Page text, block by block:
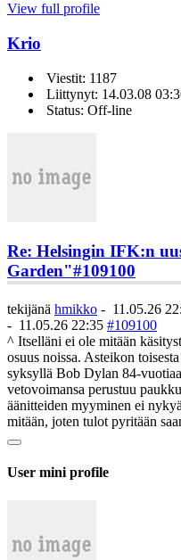
View full profile
Krio
Viestit: 1187
Liittynyt: 14.03.08
Status: Off-line
Re: Helsingin IFK:n
Garden"#109100
tekijänä hmikko - 11.05.26
- 11.05.26 22:35 #109100
^ Itselläni ei ole mitään
osuus noissa. Asteikon
syksyllä Bob Dylan 84-
vetovoimansa perustuu
äänitteiden myyminen ei
mitään, joten tulot pyritään
User mini profile